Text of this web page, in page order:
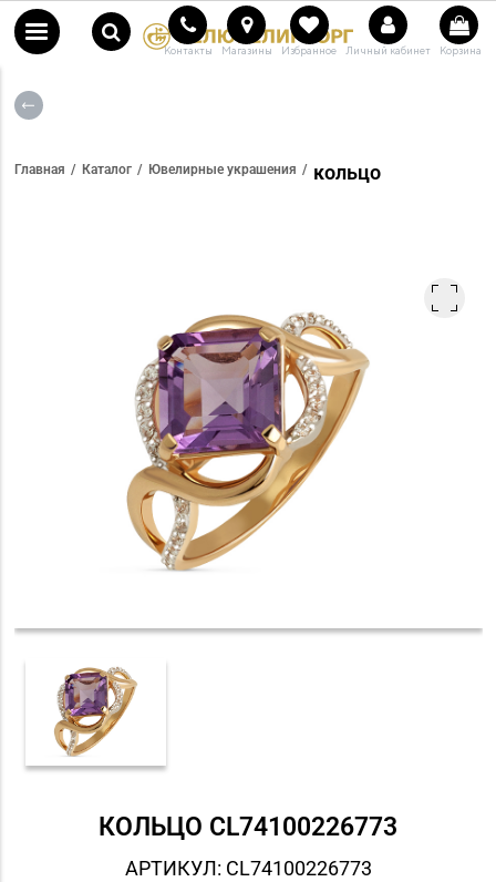
Контакты Магазины Избранное Личный кабинет Корзина
Главная Каталог Ювелирные украшения кольцо
КОЛЬЦО СL74100226773
АРТИКУЛ: СL74100226773